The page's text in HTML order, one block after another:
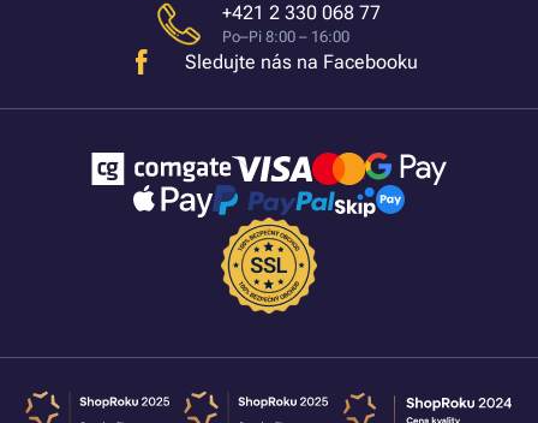
+421 2 330 068 77
Po–Pi 8:00 – 16:00
Sledujte nás na Facebooku